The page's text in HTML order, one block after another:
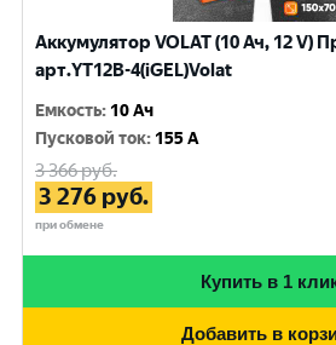
Аккумулятор VOLAT (10 Ач, 12 V)
арт.YT12B-4(iGEL)Volat
Емкость: 10 Ач
Пусковой ток: 155 A
3 366руб.
3 276 руб.
при обмене
Купить в 1
Добавить в